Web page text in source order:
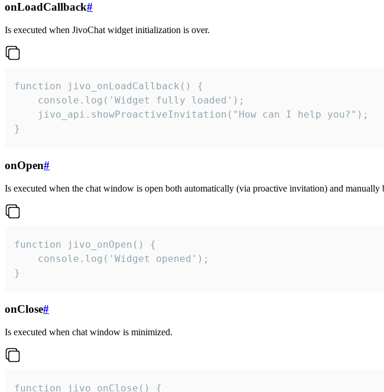
onLoadCallback#
Is executed when JivoChat widget initialization is over.
function jivo_onLoadCallback() {
    console.log('Widget fully loaded');
    jivo_api.showProactiveInvitation("How can I help you?");
}
onOpen#
Is executed when the chat window is open both automatically (via proactive invitation) and manually
function jivo_onOpen() {
    console.log('Widget opened');
}
onClose#
Is executed when chat window is minimized.
function jivo_onClose() {